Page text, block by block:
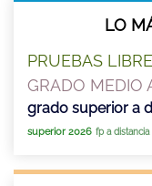
LO
PRUEBAS
GRADO MEDIO
grado superior a
superior 2026 fp a distancia